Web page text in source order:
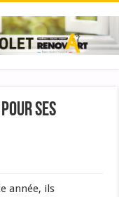
ses
année, ils